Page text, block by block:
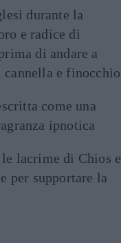
durante la
e radice di
di andare a
e finocchio
come una
ipnotica
lacrime di Chios e
per supportare la